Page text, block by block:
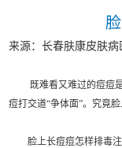
来源：长春肤康皮肤病
既难看又难过的痘痘是
痘打交道“争体面”。究竟
脸上长痘痘怎样排毒注